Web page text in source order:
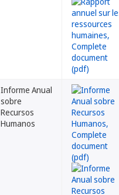
Informe Anual
sobre
Recursos
Humanos